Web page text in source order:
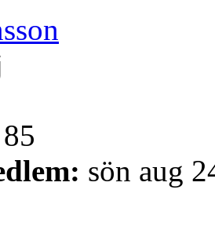
85
sön aug